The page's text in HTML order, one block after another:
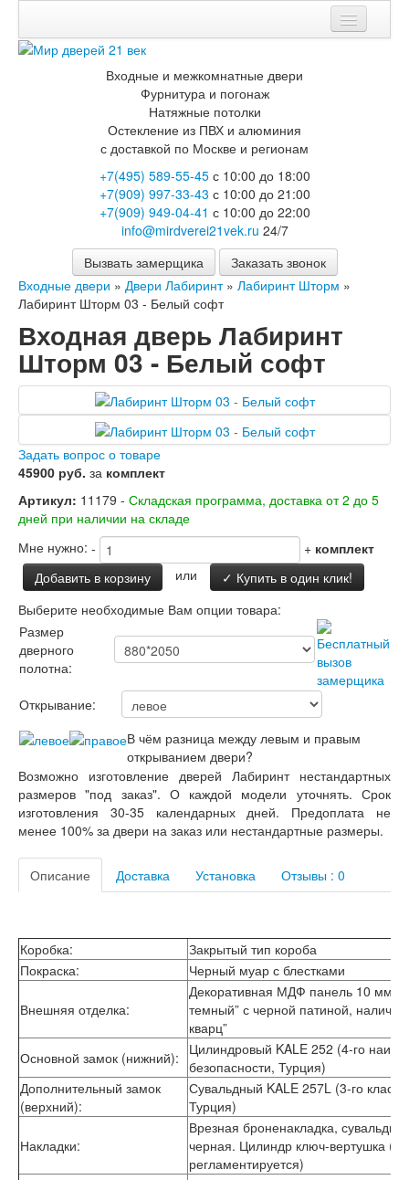
Мои заказы
Корзина
Входные двери
Двери с терморазрывом для улицы
Противопожарные двери
Двери Бункер
Двери Лекс
Двери Рыцарь
Двери Термодор
Арктика
Монолит
Термо
Термо Лацио
Флагман
Электрозамок Смарт
Заводские двери
Двери Лабиринт
Лабиринт Аляска Лайт
Лабиринт Арт
Лабиринт Бетон
Лабиринт Верса
Лабиринт Версаль
Лабиринт Гранд
Лабиринт Дверь двойная тамбурная под
заказ
Лабиринт Имперо
Лабиринт Инфинити
Лабиринт Иссида
Лабиринт Кармина
Лабиринт Классик Антик медный
Лабиринт Кредор
Лабиринт Лаб Про
Лабиринт Лайн Вайт
Лабиринт Леолаб
Лабиринт Лондон
Лабиринт Лофт
Лабиринт Норд Плюс
Лабиринт Нью Йорк
Лабиринт Пиано Смарт 2.0
Лабиринт Платинум
Лабиринт Полярис лайт
Лабиринт Роял
Лабиринт Сильвер
Лабиринт Сияна
Лабиринт Скайлаб
Лабиринт Скандия
Лабиринт Смартлаб
Лабиринт Соналаб
Лабиринт Термолайт
Лабиринт Термомагнит
Лабиринт Трендо
Входные и межкомнатные двери
Фурнитура и погонаж
Натяжные потолки
Остекление из ПВХ и алюминия
с доставкой по Москве и регионам
+7(495) 589-55-45с 10:00 до 18:00
+7(909) 997-33-43 с 10:00 до 21:00
+7(909) 949-04-41 с 10:00 до 22:00
info@mirdverei21vek.ru 24/7
Вызвать замерщика
Заказать звонок
Входные двери » Двери Лабиринт» Лабиринт Шторм »
Лабиринт Шторм 03 - Белый софт
Входная дверь Лабиринт
Шторм 03 - Белый софт
Задать вопрос о товаре
45900 руб. за комплект
Артикул: 11179 - Складская программа, доставка от 2 до 5
дней при наличии на складе
Мне нужно: - + комплект
Добавить в корзину
или
✓ Купить в один клик!
Выберите необходимые Вам опции товара:
Размер
дверного
полотна:
Открывание:
В чём разница между левым и правым
открыванием двери?
Возможно изготовление дверей Лабиринт нестандартных
размеров "под заказ". О каждой модели уточнять. Срок
изготовления 30-35 календарных дней. Предоплата не
менее 100% за двери на заказ или нестандартные размеры.
Описание Доставка Установка Отзывы : 0
Коробка:
Закрытый тип короба
Покраска:
Черный муар с блестками
Внешняя отделка:
Декоративная МДФ панель 10 мм в
темный” с черной патиной,
кварц”
Основной замок (нижний):
Цилиндровый KALE 252 (4-го
безопасности, Турция)
Дополнительный замок
(верхний):
Сувальдный KALE 257L (3-го
Турция)
Накладки:
Врезная броненакладка,
черная. Цилиндр ключ-вертушка
регламентируется)